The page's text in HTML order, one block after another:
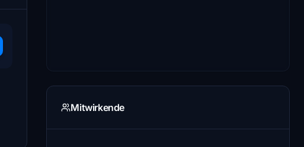
Mitwirkende